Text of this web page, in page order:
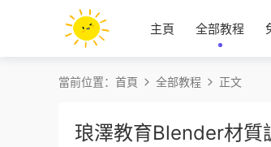
主頁 全部教程
當前位置： 首頁 全部教程 正文
琅澤教育Blender材質